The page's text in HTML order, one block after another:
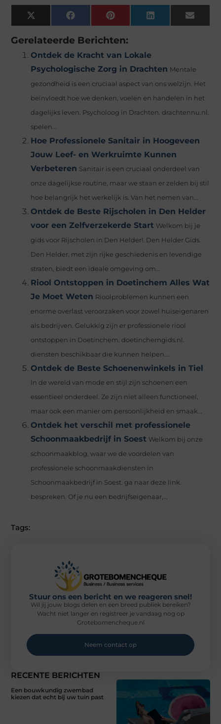
X
(Twitter)
FacebookPinterest LinkedIn Email
Gerelateerde Berichten:
Ontdek de Kracht van Lokale
Psychologische Zorg in Drachten Mentale
gezondheid is een cruciaal aspect van ons welzijn. Het
beïnvloedt hoe we denken, voelen en handelen in het
dagelijks leven. Psycholoog in Drachten. drachtennu.nl.
spelen...
Hoe Professionele Sanitair in Hoogeveen
Jouw Leef- en Werkruimte Kunnen
Verbeteren Sanitair is een cruciaal onderdeel van
onze dagelijkse routine, maar we staan er zelden bij stil
hoe belangrijk het werkelijk is. Van het nemen van...
Ontdek de Beste Rijscholen in Den Helder
voor een Zelfverzekerde Start Welkom bij je
gids voor Rijscholen in Den Helder!. Den Helder Gids.
Den Helder, met zijn rijke geschiedenis en levendige
straten, biedt een ideale omgeving om...
Riool Ontstoppen in Doetinchem Alles Wat
Je Moet Weten Rioolproblemen kunnen een
enorme overlast veroorzaken voor zowel huiseigenaren
als bedrijven. Gelukkig zijn er professionele riool
ontstoppen in Doetinchem. doetinchemgids.nl.
diensten beschikbaar die kunnen helpen....
Ontdek de Beste Schoenenwinkels in Tiel
In de wereld van mode en stijl zijn schoenen een
essentieel onderdeel. Ze zijn niet alleen functioneel,
maar ook een manier om persoonlijkheid en smaak...
Ontdek het verschil met professionele
Schoonmaakbedrijf in Soest Welkom bij onze
schoonmaakblog, waar we de voordelen van
professionele schoonmaakdiensten in
Schoonmaakbedrijf in Soest. ga naar deze link.
bespreken. Of je nu een bedrijfseigenaar,...
Tags:
RECENTE BERICHTEN
Een bouwkundig zwembad
kiezen dat echt bij uw tuin past
Stuur ons een bericht en we reageren snel!
Wil jij jouw blogs delen en een breed publiek bereiken?
Wacht niet langer en registreer je vandaag nog op
Grotebomencheque.nl
Neem contact op